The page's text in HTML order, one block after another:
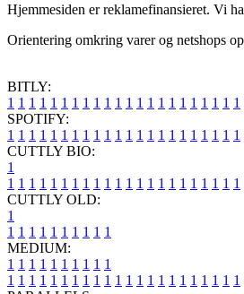
Hjemmesiden er reklamefinansieret. Vi
Orientering omkring varer og netshops
BITLY:
1 1 1 1 1 1 1 1 1 1 1 1 1 1 1 1 1 1 1 1 1 1
SPOTIFY:
1 1 1 1 1 1 1 1 1 1 1 1 1 1 1 1 1 1 1 1 1 1
CUTTLY BIO:
1
1 1 1 1 1 1 1 1 1 1 1 1 1 1 1 1 1 1 1 1 1 1
CUTTLY OLD:
1
1 1 1 1 1 1 1 1 1 1
MEDIUM:
1 1 1 1 1 1 1 1 1 1
1 1 1 1 1 1 1 1 1 1 1 1 1 1 1 1 1 1 1 1 1 1